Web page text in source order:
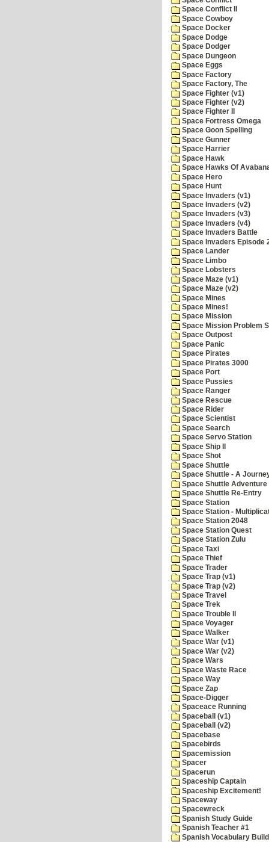
Space Conflict II
Space Cowboy
Space Docker
Space Dodge
Space Dodger
Space Dungeon
Space Eggs
Space Factory
Space Factory, The
Space Fighter (v1)
Space Fighter (v2)
Space Fighter II
Space Fortress Omega
Space Goon Spelling
Space Gunner
Space Harrier
Space Hawk
Space Hawks Of
Space Hero
Space Hunt
Space Invaders (v1)
Space Invaders (v2)
Space Invaders (v3)
Space Invaders (v4)
Space Invaders Battle
Space Invaders Episode
Space Lander
Space Limbo
Space Lobsters
Space Maze (v1)
Space Maze (v2)
Space Mines
Space Mines!
Space Mission
Space Mission Problem
Space Outpost
Space Panic
Space Pirates
Space Pirates 3000
Space Port
Space Pussies
Space Ranger
Space Rescue
Space Rider
Space Scientist
Space Search
Space Servo Station
Space Ship II
Space Shot
Space Shuttle
Space Shuttle - A
Space Shuttle Adventure
Space Shuttle Re-Entry
Space Station
Space Station -
Space Station 2048
Space Station Quest
Space Station Zulu
Space Taxi
Space Thief
Space Trader
Space Trap (v1)
Space Trap (v2)
Space Travel
Space Trek
Space Trouble II
Space Voyager
Space Walker
Space War (v1)
Space War (v2)
Space Wars
Space Waste Race
Space Way
Space Zap
Space-Digger
Spaceace Running
Spaceball (v1)
Spaceball (v2)
Spacebase
Spacebirds
Spacemission
Spacer
Spacerun
Spaceship Captain
Spaceship Excitement!
Spaceway
Spacewreck
Spanish Study Guide
Spanish Teacher #1
Spanish Vocabulary